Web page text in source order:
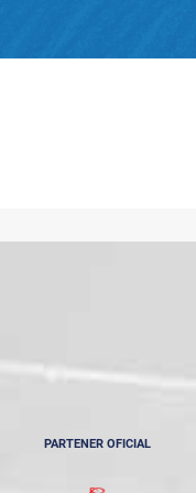
PARTENER OFICIAL